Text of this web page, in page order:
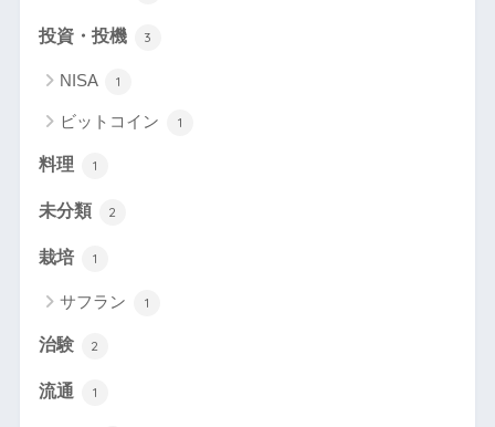
投資・投機 3
NISA 1
ビットコイン 1
料理 1
未分類 2
栽培 1
サフラン 1
治験 2
流通 1